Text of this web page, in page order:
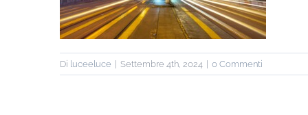
Di luceeluce Settembre 4th, 2024 0 Commenti